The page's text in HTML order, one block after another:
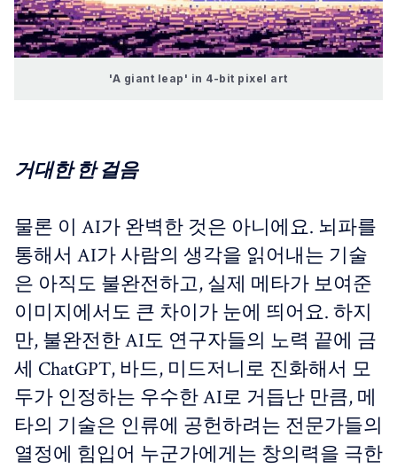
'A giant leap' in 4-bit pixel art
거대한 한 걸음
물론 이 AI가 완벽한 것은 아니에요. 뇌파를
통해서 AI가 사람의 생각을 읽어내는 기술
은 아직도 불완전하고, 실제 메타가 보여준
이미지에서도 큰 차이가 눈에 띄어요. 하지
만, 불완전한 AI도 연구자들의 노력 끝에 금
세 ChatGPT, 바드, 미드저니로 진화해서 모
두가 인정하는 우수한 AI로 거듭난 만큼, 메
타의 기술은 인류에 공헌하려는 전문가들의
열정에 힘입어 누군가에게는 창의력을 극한